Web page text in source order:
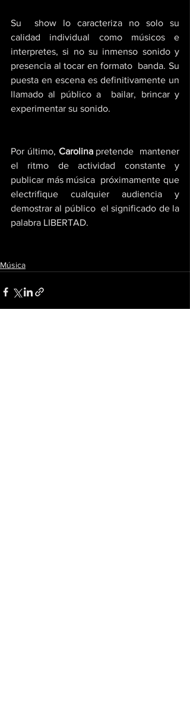
Su  show lo caracteriza no solo su
calidad individual como músicos e
interpretes, si no su inmenso sonido y
presencia al tocar en formato  banda. Su
puesta en escena es definitivamente un
llamado al público a  bailar, brincar y
experimentar su sonido.
Por último, Carolina pretende  mantener
el ritmo de actividad constante y
publicar más música  próximamente que
electrifique cualquier audiencia y
demostrar al público  el significado de la
palabra LIBERTAD.
Música